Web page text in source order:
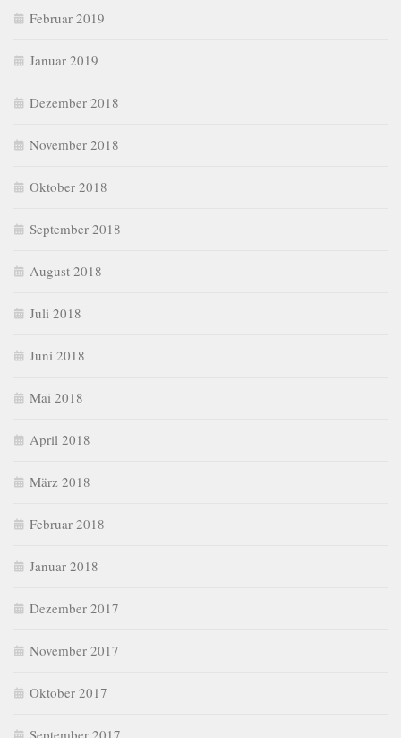
Februar 2019
Januar 2019
Dezember 2018
November 2018
Oktober 2018
September 2018
August 2018
Juli 2018
Juni 2018
Mai 2018
April 2018
März 2018
Februar 2018
Januar 2018
Dezember 2017
November 2017
Oktober 2017